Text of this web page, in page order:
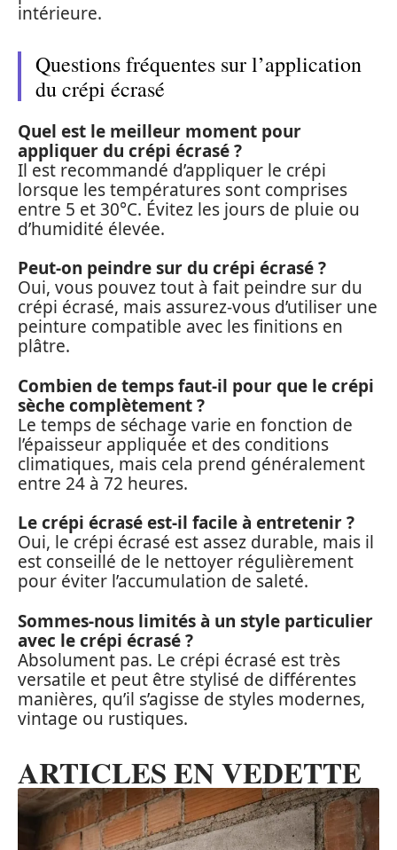
intérieure.
Questions fréquentes sur l’application
du crépi écrasé
Quel est le meilleur moment pour
appliquer du crépi écrasé ?
Il est recommandé d’appliquer le crépi
lorsque les températures sont comprises
entre 5 et 30°C. Évitez les jours de pluie ou
d’humidité élevée.
Peut-on peindre sur du crépi écrasé ?
Oui, vous pouvez tout à fait peindre sur du
crépi écrasé, mais assurez-vous d’utiliser une
peinture compatible avec les finitions en
plâtre.
Combien de temps faut-il pour que le crépi
sèche complètement ?
Le temps de séchage varie en fonction de
l’épaisseur appliquée et des conditions
climatiques, mais cela prend généralement
entre 24 à 72 heures.
Le crépi écrasé est-il facile à entretenir ?
Oui, le crépi écrasé est assez durable, mais il
est conseillé de le nettoyer régulièrement
pour éviter l’accumulation de saleté.
Sommes-nous limités à un style particulier
avec le crépi écrasé ?
Absolument pas. Le crépi écrasé est très
versatile et peut être stylisé de différentes
manières, qu’il s’agisse de styles modernes,
vintage ou rustiques.
ARTICLES EN VEDETTE